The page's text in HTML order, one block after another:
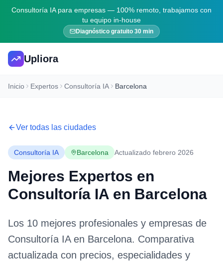
Consultoría IA para empresas — 100% remoto, trabajamos con
tu equipo in-house
Diagnóstico gratuito 30 min
Upliora
Inicio Expertos Consultoría IA Barcelona
Ver todas las ciudades
Consultoría IA Barcelona Actualizado febrero 2026
Mejores Expertos en
Consultoría IA en Barcelona
Los 10 mejores profesionales y empresas de
Consultoría IAen Barcelona. Comparativa
actualizada con precios, especialidades y